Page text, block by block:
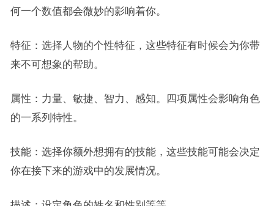
何一个数值都会微妙的影响着你。
特征：选择人物的个性特征，这些特征有时候会为你带
来不可想象的帮助。
属性：力量、敏捷、智力、感知。四项属性会影响角色
的一系列特性。
技能：选择你额外想拥有的技能，这些技能可能会决定
你在接下来的游戏中的发展情况。